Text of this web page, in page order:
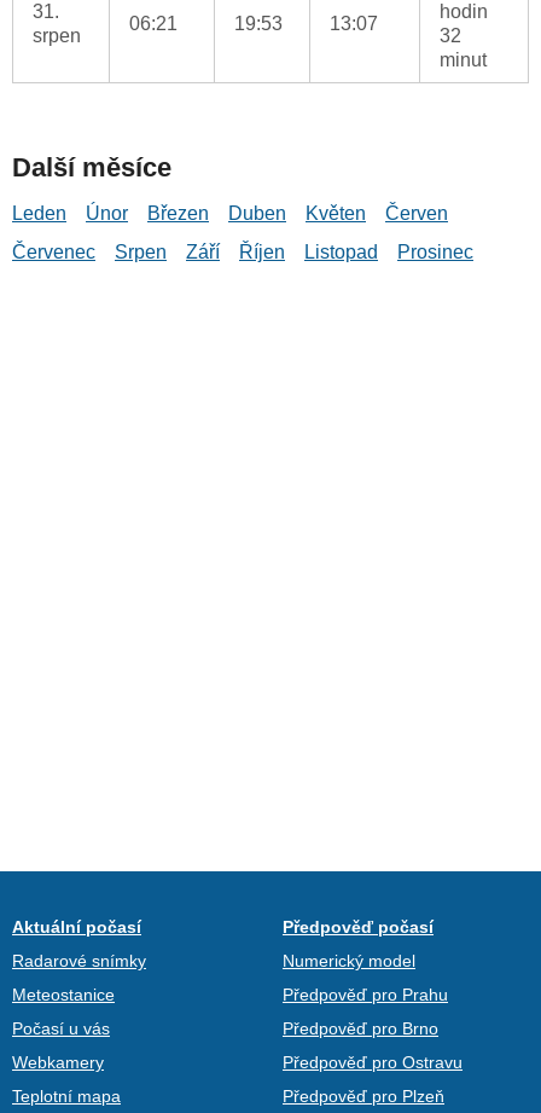
31.
srpen
06:21 19:53 13:07
hodin
32
minut
Další měsíce
Leden Únor Březen Duben Květen
Červen
Červenec
Srpen Září Říjen Listopad Prosinec
Aktuální počasí
Radarové snímky
Meteostanice
Počasí u vás
Webkamery
Teplotní mapa
Předpověď počasí
Numerický model
Předpověď pro Prahu
Předpověď pro Brno
Předpověď pro Ostravu
Předpověď pro Plzeň